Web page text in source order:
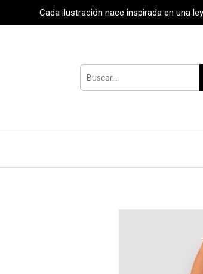
Cada ilustración nace inspirada en una